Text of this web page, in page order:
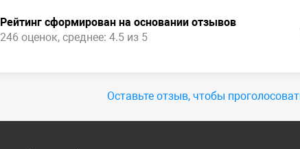
Рейтинг сформирован на основании отзывов
246 оценок, среднее: 4.5 из 5
Оставьте отзыв, чтобы